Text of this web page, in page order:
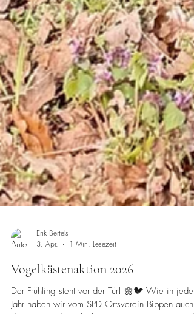
Erik Bertels
Vogelkästenaktion 2026